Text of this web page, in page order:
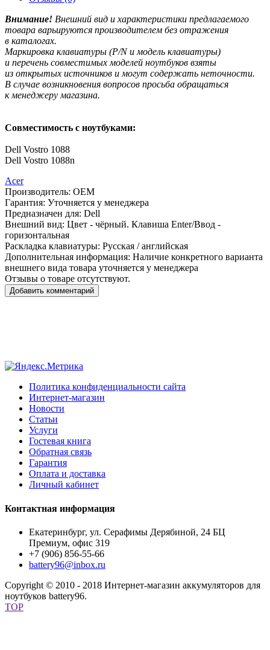
Внимание! Внешний вид и характеристики предлагаемого
товара варьируются производителем без отражения
в каталогах.
Маркировка клавиатуры (P/N и модель клавиатуры)
и перечень совместимых моделей ноутбуков взяты
из открытых источников и могут содержать неточности.
В случае возникновения вопросов просьба обращаться
к менеджеру магазина.
Совместимость с ноутбуками:
Dell Vostro 1088
Dell Vostro 1088n
Acer
Производитель: OEM
Гарантия: Уточняется у менеджера
Предназначен для: Dell
Внешний вид: Цвет - чёрный. Клавиша Enter/Ввод -
горизонтальная
Раскладка клавиатуры: Русская / английская
Дополнительная информация: Наличие конкретного варианта
внешнего вида товара уточняется у менеджера
Отзывы о товаре отсутствуют.
Добавить комментарий
Политика конфиденциальности сайта
Интернет-магазин
Новости
Статьи
Услуги
Гостевая книга
Обратная связь
Гарантия
Оплата и доставка
Личный кабинет
Контактная информация
Екатеринбург, ул. Серафимы Дерябиной, 24 БЦ
Премиум, офис 319
+7 (906) 856-55-66
battery96@inbox.ru
Copyright © 2010 - 2018 Интернет-магазин аккумуляторов для
ноутбуков battery96.
TOP